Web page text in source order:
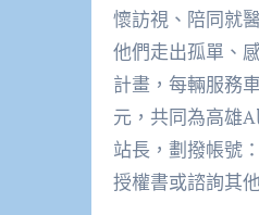
懷訪視、陪同就
他們走出孤單、
計畫，每輛服務
元，共同為高雄
站長，劃撥帳號
授權書或諮詢其